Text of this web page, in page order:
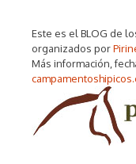
Este es el BLOG de
organizados por
Más información,